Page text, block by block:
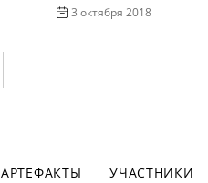
3 октября 2018
АРТЕФАКТЫ
УЧАСТНИКИ